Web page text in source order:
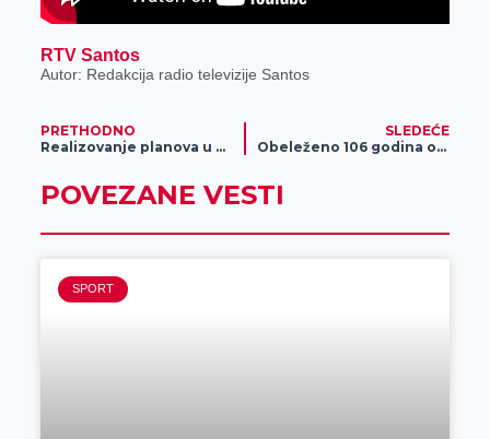
RTV Santos
Autor: Redakcija radio televizije Santos
PRETHODNO
Realizovanje planova u naseljenom mestu Ečka u okviru akcije „Da nam sela budu bliža“
SLEDEĆE
Obeleženo 106 godina od osnivanja Prvog srpskog narodnog odbora
POVEZANE VESTI
SPORT